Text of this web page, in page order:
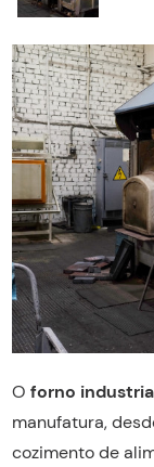
O forno
manufatura,
cozimento de